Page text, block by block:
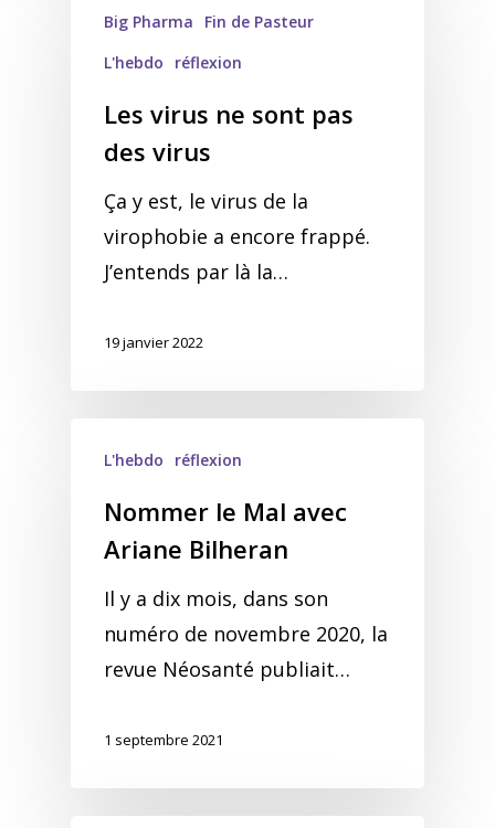
Big Pharma
Fin de Pasteur
L'hebdo
réflexion
Les virus ne sont pas
des virus
Ça y est, le virus de la
virophobie a encore frappé.
J’entends par là la…
19 janvier 2022
L'hebdo réflexion
Nommer le Mal avec
Ariane Bilheran
Il y a dix mois, dans son
numéro de novembre 2020, la
revue Néosanté publiait…
1 septembre 2021